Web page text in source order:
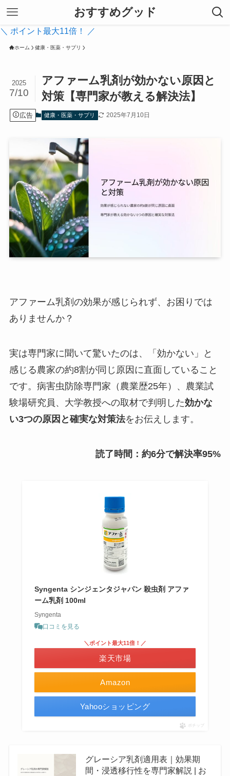
おすすめグッド
＼ ポイント最大11倍！ ／
ホーム 健康・医薬・サプリ
アファーム乳剤が効かない原因と
対策【専門家が教える解決法】
2025
7/10
広告 健康・医薬・サプリ 2025年7月10日
アファーム乳剤の効果が感じられず、お困りでは
ありませんか？
実は専門家に聞いて驚いたのは、「効かない」と
感じる農家の約8割が同じ原因に直面していること
です。病害虫防除専門家（農業歴25年）、農業試
験場研究員、大学教授への取材で判明した効かな
い3つの原因と確実な対策法をお伝えします。
読了時間：約6分で解決率95%
Syngenta シンジェンタジャパン 殺虫剤 アファ
ーム乳剤 100ml
Syngenta
口コミを見る
Amazon
＼ポイント最大11倍！／
楽天市場
Yahooショッピング
ポチップ
グレーシア乳剤適用表｜効果期
間・浸透移行性を専門家解説 | お